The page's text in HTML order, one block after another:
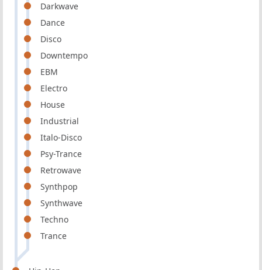
Darkwave
Dance
Disco
Downtempo
EBM
Electro
House
Industrial
Italo-Disco
Psy-Trance
Retrowave
Synthpop
Synthwave
Techno
Trance